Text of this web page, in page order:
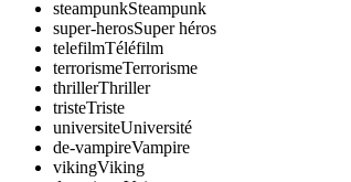
steampunkSteampunk
super-herosSuper héros
telefilmTéléfilm
terrorismeTerrorisme
thrillerThriller
tristeTriste
universiteUniversité
de-vampireVampire
vikingViking